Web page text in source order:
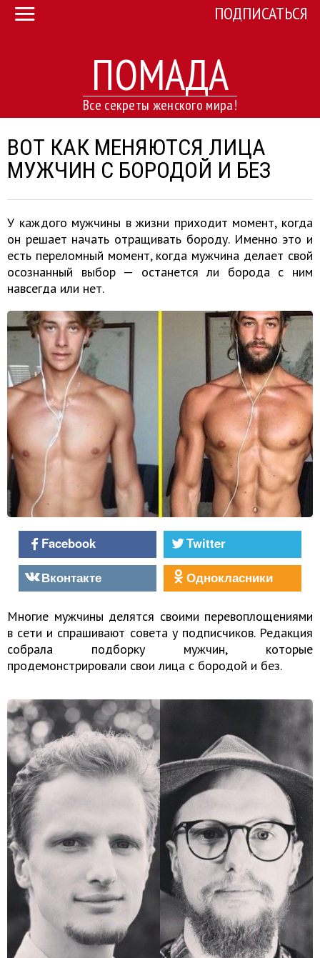
ПОМАДА
Все секреты женского мира!
ПОДПИСАТЬСЯ
ВОТ КАК МЕНЯЮТСЯ ЛИЦА
МУЖЧИН С БОРОДОЙ И БЕЗ
У каждого мужчины в жизни приходит момент, когда
он решает начать отращивать бороду. Именно это и
есть переломный момент, когда мужчина делает свой
осознанный выбор — останется ли борода с ним
навсегда или нет.
Facebook
Twitter
Вконтакте
Однокласники
Многие мужчины делятся своими перевоплощениями
в сети и спрашивают совета у подписчиков. Редакция
собрала подборку мужчин, которые
продемонстрировали свои лица с бородой и без.